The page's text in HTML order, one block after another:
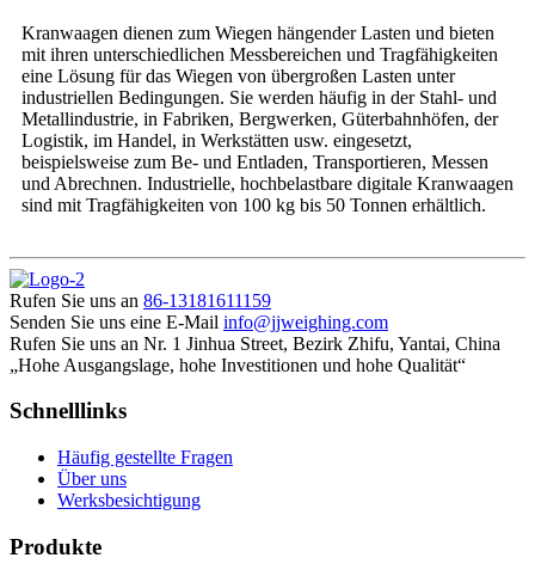
Kranwaagen dienen zum Wiegen hängender Lasten und bieten
mit ihren unterschiedlichen Messbereichen und Tragfähigkeiten
eine Lösung für das Wiegen von übergroßen Lasten unter
industriellen Bedingungen. Sie werden häufig in der Stahl- und
Metallindustrie, in Fabriken, Bergwerken, Güterbahnhöfen, der
Logistik, im Handel, in Werkstätten usw. eingesetzt,
beispielsweise zum Be- und Entladen, Transportieren, Messen
und Abrechnen. Industrielle, hochbelastbare digitale Kranwaagen
sind mit Tragfähigkeiten von 100 kg bis 50 Tonnen erhältlich.
Rufen Sie uns an 86-13181611159
Senden Sie uns eine E-Mail info@jjweighing.com
Rufen Sie uns an Nr. 1 Jinhua Street, Bezirk Zhifu, Yantai, China
„Hohe Ausgangslage, hohe Investitionen und hohe Qualität“
Schnelllinks
Häufig gestellte Fragen
Über uns
Werksbesichtigung
Produkte